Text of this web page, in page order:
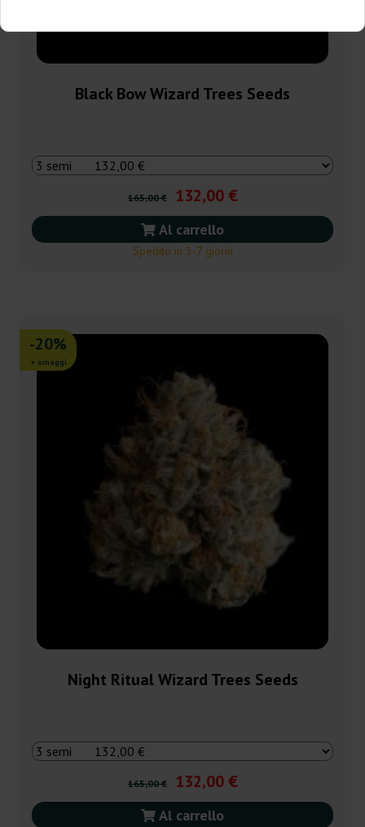
Black Bow Wizard Trees Seeds
165,00 € 132,00 €
Al carrello
Spedito in 3-7 giorni
-20%
+ omaggi
Night Ritual Wizard Trees Seeds
165,00 € 132,00 €
Al carrello